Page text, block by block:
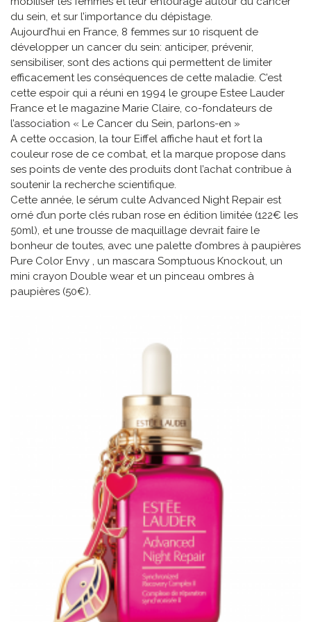
du sein, et sur l’importance du dépistage.
Aujourd’hui en France, 8 femmes sur 10 risquent de
développer un cancer du sein: anticiper, prévenir,
sensibiliser, sont des actions qui permettent de limiter
efficacement les conséquences de cette maladie. C’est
cette espoir qui a réuni en 1994 le groupe Estee Lauder
France et le magazine Marie Claire, co-fondateurs de
l’association « Le Cancer du Sein, parlons-en »
A cette occasion, la tour Eiffel affiche haut et fort la
couleur rose de ce combat, et la marque propose dans
ses points de vente des produits dont l’achat contribue à
soutenir la recherche scientifique.
Cette année, le sérum culte Advanced Night Repair est
orné d’un porte clés ruban rose en édition limitée (122€ les
50ml), et une trousse de maquillage devrait faire le
bonheur de toutes, avec une palette d’ombres à paupières
Pure Color Envy , un mascara Somptuous Knockout, un
mini crayon Double wear et un pinceau ombres à
paupières (50€).